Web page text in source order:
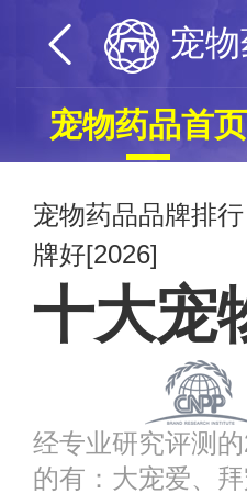
宠
宠物药品首页
宠物药品品牌排
牌好[2026]
十大宠
经专业研究评测
的有：大宠爱、